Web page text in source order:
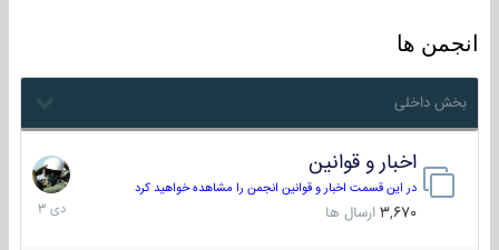
انجمن ها
بخش داخلی
اخبار و قوانین
در این قسمت اخبار و قوانین انجمن را مشاهده خواهید کرد
3,670 ارسال ها
22
دی
1403